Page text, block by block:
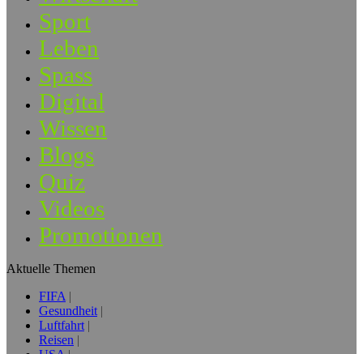
Sport
Leben
Spass
Digital
Wissen
Blogs
Quiz
Videos
Promotionen
Aktuelle Themen
FIFA
Gesundheit
Luftfahrt
Reisen